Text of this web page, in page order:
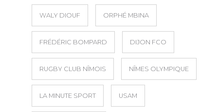
WALY DIOUF ORPHÉ MBINA
FRÉDÉRIC BOMPARD DIJON FCO
RUGBY CLUB NÎMOIS NÎMES OLYMPIQUE
LA MINUTE SPORT USAM